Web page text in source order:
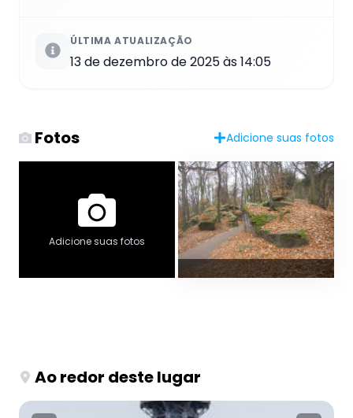
ÚLTIMA ATUALIZAÇÃO
13 de dezembro de 2025 às 14:05
Fotos Adicione suas fotos
Adicione suas fotos
Ao redor deste lugar